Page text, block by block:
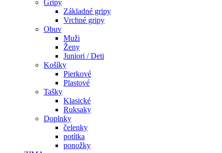
Gripy
Základné gripy
Vrchné gripy
Obuv
Muži
Ženy
Juniori / Deti
Košíky
Pierkové
Plastové
Tašky
Klasické
Ruksaky
Doplnky
čelenky
potítka
ponožky